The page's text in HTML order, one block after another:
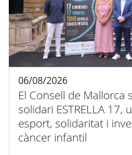
El Consell de Mallorca
solidari ESTRELLA 17,
esport, solidaritat i
càncer infantil
06/08/2026